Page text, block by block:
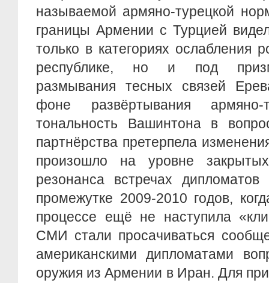
называемой армяно-турецкой
границы Армении с Турцией
только в категориях ослабления
республике, но и под
размывания тесных связей
фоне развёртывания армяно-
тональность Вашинтона в
партнёрства претерпела
произошло на уровне
резонанса встречах
промежутке 2009-2010 годов,
процессе ещё не наступила
СМИ стали просачиваться
американскими дипломатами
оружия из Армении в Иран. Для